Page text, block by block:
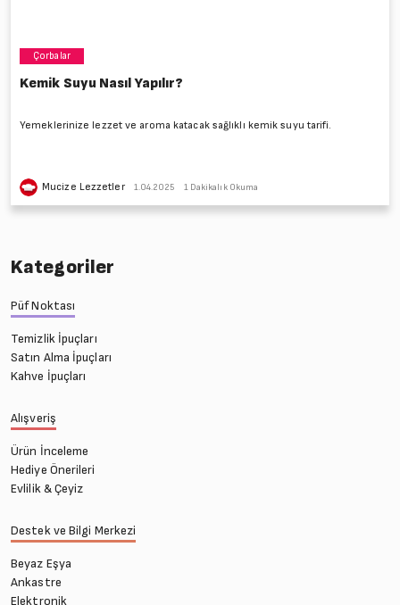
Çorbalar
Kemik Suyu Nasıl Yapılır?
Yemeklerinize lezzet ve aroma katacak sağlıklı kemik suyu tarifi.
Mucize Lezzetler 1.04.2025 1 Dakikalık Okuma
Kategoriler
Püf Noktası
Temizlik İpuçları
Satın Alma İpuçları
Kahve İpuçları
Alışveriş
Ürün İnceleme
Hediye Önerileri
Evlilik & Çeyiz
Destek ve Bilgi Merkezi
Beyaz Eşya
Ankastre
Elektronik